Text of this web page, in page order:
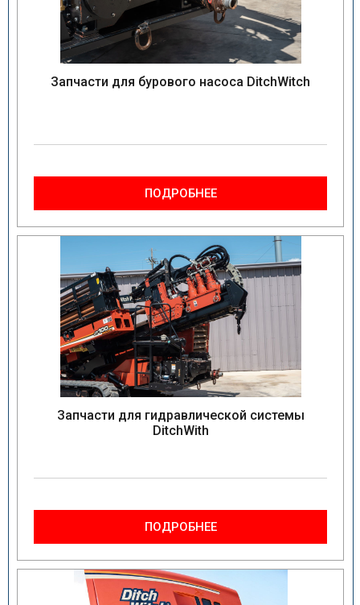
Запчасти для бурового насоса DitchWitch
ПОДРОБНЕЕ
Запчасти для гидравлической системы
DitchWith
ПОДРОБНЕЕ